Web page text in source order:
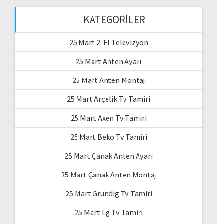
KATEGORILER
25 Mart 2. El Televizyon
25 Mart Anten Ayarı
25 Mart Anten Montaj
25 Mart Arçelik Tv Tamiri
25 Mart Axen Tv Tamiri
25 Mart Beko Tv Tamiri
25 Mart Çanak Anten Ayarı
25 Mart Çanak Anten Montaj
25 Mart Grundig Tv Tamiri
25 Mart Lg Tv Tamiri